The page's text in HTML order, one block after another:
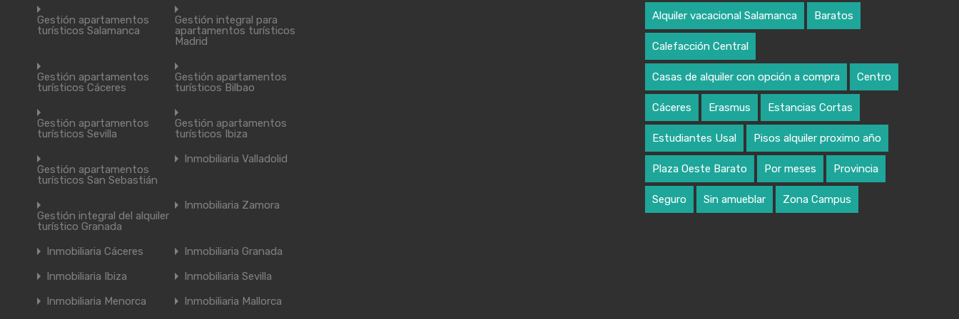
Gestión apartamentos
turísticos Salamanca
Gestión integral para
apartamentos turísticos
Madrid
Gestión apartamentos
turísticos Cáceres
Gestión apartamentos
turísticos Bilbao
Gestión apartamentos
turísticos Sevilla
Gestión apartamentos
turísticos Ibiza
Gestión apartamentos
turísticos San Sebastián
Inmobiliaria Valladolid
Gestión integral del alquiler
turístico Granada
Inmobiliaria Zamora
Inmobiliaria Cáceres
Inmobiliaria Granada
Inmobiliaria Ibiza
Inmobiliaria Sevilla
Inmobiliaria Menorca
Inmobiliaria Mallorca
Alquiler vacacional Salamanca Baratos
Calefacción Central
Casas de alquiler con opción a compra Centro
Cáceres Erasmus Estancias Cortas
Estudiantes Usal Pisos alquiler proximo año
Plaza Oeste Barato Por meses Provincia
Seguro Sin amueblar Zona Campus